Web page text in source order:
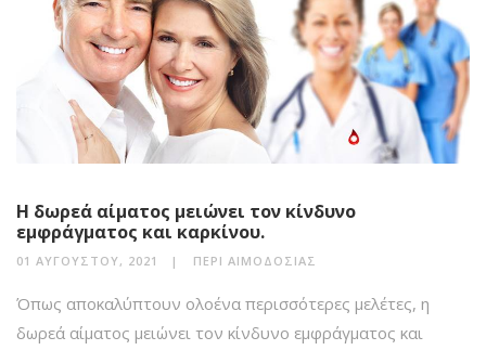
Η δωρεά αίματος μειώνει τον κίνδυνο
εμφράγματος και καρκίνου.
01 ΑΥΓΟΎΣΤΟΥ, 2021 ΠΕΡΊ ΑΙΜΟΔΟΣΊΑΣ
Όπως αποκαλύπτουν ολοένα περισσότερες μελέτες, η
δωρεά αίματος μειώνει τον κίνδυνο εμφράγματος και